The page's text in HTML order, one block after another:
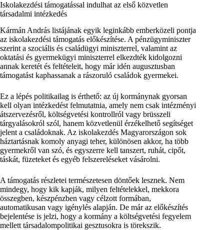
Iskolakezdési támogatással indulhat az első közvetlen
társadalmi intézkedés
Kármán András listájának egyik leginkább emberközeli pontja
az iskolakezdési támogatás előkészítése. A pénzügyminiszter
szerint a szociális és családügyi miniszterrel, valamint az
oktatási és gyermekügyi miniszterrel elkezdték kidolgozni
annak keretét és feltételeit, hogy már idén augusztusban
támogatást kaphassanak a rászoruló családok gyermekei.
Ez a lépés politikailag is érthető: az új kormánynak gyorsan
kell olyan intézkedést felmutatnia, amely nem csak intézményi
átszervezésről, költségvetési kontrollról vagy brüsszeli
tárgyalásokról szól, hanem közvetlenül érzékelhető segítséget
jelent a családoknak. Az iskolakezdés Magyarországon sok
háztartásnak komoly anyagi teher, különösen akkor, ha több
gyermekről van szó, és egyszerre kell tanszert, ruhát, cipőt,
táskát, füzeteket és egyéb felszereléseket vásárolni.
A támogatás részletei természetesen döntőek lesznek. Nem
mindegy, hogy kik kapják, milyen feltételekkel, mekkora
összegben, készpénzben vagy célzott formában,
automatikusan vagy igénylés alapján. De már az előkészítés
bejelentése is jelzi, hogy a kormány a költségvetési fegyelem
mellett társadalompolitikai gesztusokra is törekszik.